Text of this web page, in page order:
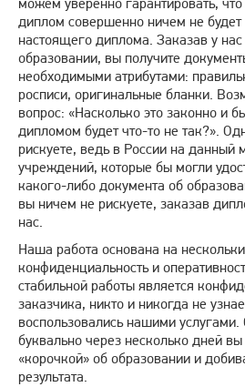
диплом совершенно ничем не будет
настоящего диплома. Заказав у
образовании, вы получите
необходимыми атрибутами:
росписи, оригинальные бланки.
вопрос: «Насколько это законно и
дипломом будет что-то не так?».
рискуете, ведь в России на данный
учреждений, которые бы могли
какого-либо документа об
вы ничем не рискуете, заказав
нас.
Наша работа основана на
конфиденциальность и
стабильной работы является
заказчика, никто и никогда не
воспользовались нашими
буквально через несколько дней
«корочкой» об образовании и
результата.